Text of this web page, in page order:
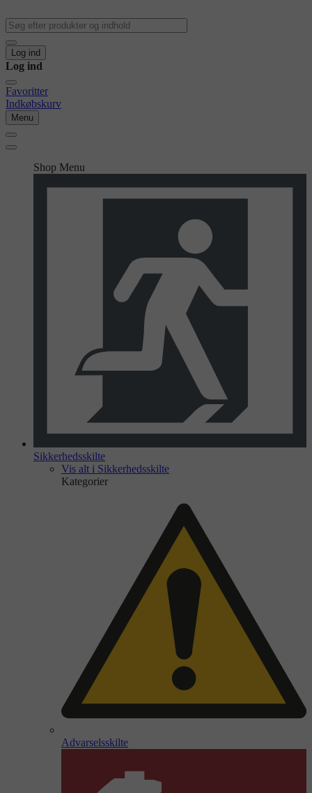
Log ind
Log ind
Favoritter
Indkøbskurv
Menu
Shop Menu
Sikkerhedsskilte
Vis alt i Sikkerhedsskilte
Kategorier
Advarselsskilte